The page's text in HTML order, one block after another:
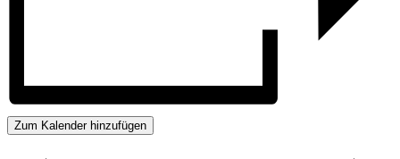
Zum Kalender hinzufügen